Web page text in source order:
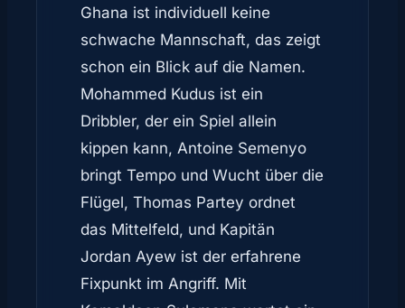
Ghana ist individuell keine
schwache Mannschaft, das zeigt
schon ein Blick auf die Namen.
Mohammed Kudus ist ein
Dribbler, der ein Spiel allein
kippen kann, Antoine Semenyo
bringt Tempo und Wucht über die
Flügel, Thomas Partey ordnet
das Mittelfeld, und Kapitän
Jordan Ayew ist der erfahrene
Fixpunkt im Angriff. Mit